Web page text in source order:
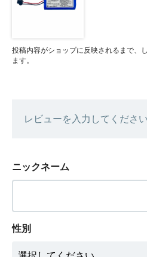
投稿内容がショップに反映されるまで、
ます。
レビューを入力してください
ニックネーム
性別